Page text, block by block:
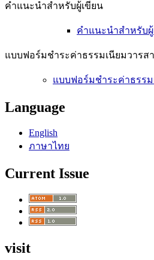
คำแนะนำสำหรับผู้เขียน
คำแนะนำสำหรับ
แบบฟอร์มชำระค่าธรรมเนียมวารส
แบบฟอร์มชำระค่าธรรม
Language
English
ภาษาไทย
Current Issue
visit